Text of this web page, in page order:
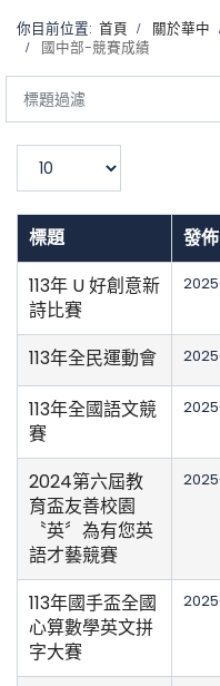
你目前位置: 首頁 關於華中
國中部-競賽成績
過
濾
數
目
標題 發
113年 U 好創意新
詩比賽
113年全民運動會
113年全國語文競
賽
2024第六屆教
育盃友善校園
〝英〞為有您英
語才藝競賽
113年國手盃全國
心算數學英文拼
字大賽